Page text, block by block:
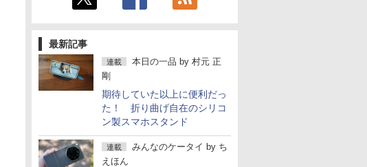
最新記事
連載 本日の一品 by 村元 正
剛
期待していた以上に便利だっ
た！ 折り曲げ自在のシリコ
ン製スマホスタンド
連載 みんなのケータイ by ち
えほん